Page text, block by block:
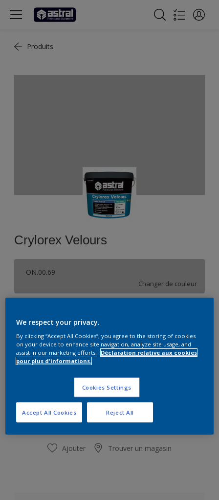
Produits
Crylorex Velours
ON.00.69
Changer de couleur
5 L
Quantité
Ajouter Trouver un magasin
We respect your privacy.
By clicking “Accept All Cookies”, you agree to the storing of cookies
on your device to enhance site navigation, analyze site usage, and
assist in our marketing efforts.
Déclaration relative aux cookies
pour plus d'informations.
Cookies Settings
Reject All
Accept All Cookies